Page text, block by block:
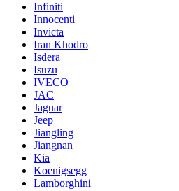
Infiniti
Innocenti
Invicta
Iran Khodro
Isdera
Isuzu
IVECO
JAC
Jaguar
Jeep
Jiangling
Jiangnan
Kia
Koenigsegg
Lamborghini